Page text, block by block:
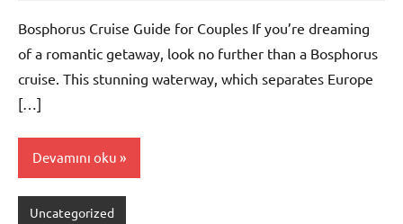
Bosphorus Cruise Guide for Couples If you’re dreaming
of a romantic getaway, look no further than a Bosphorus
cruise. This stunning waterway, which separates Europe
[…]
Devamını oku
Uncategorized